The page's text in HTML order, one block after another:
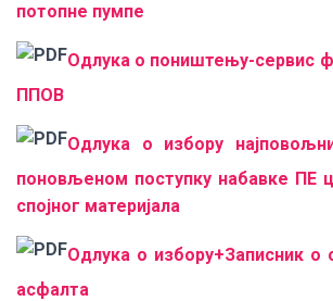
потопне пумпе
Одлука о поништењу-сервис
ППОВ
Одлука о избору
поновљеном поступку набавке ПЕ
спојног материјала
Одлука о избору+Записник о
асфалта